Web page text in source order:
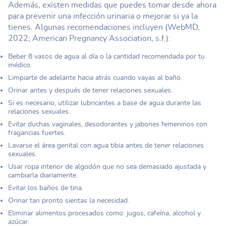
Además, existen medidas que puedes tomar desde ahora
para prevenir una infección urinaria o mejorar si ya la
tienes. Algunas recomendaciones incluyen (WebMD,
2022; American Pregnancy Association, s.f.):
Beber 8 vasos de agua al día o la cantidad recomendada por tu
médico.
Limpiarte de adelante hacia atrás cuando vayas al baño.
Orinar antes y después de tener relaciones sexuales.
Si es necesario, utilizar lubricantes a base de agua durante las
relaciones sexuales.
Evitar duchas vaginales, desodorantes y jabones femeninos con
fragancias fuertes.
Lavarse el área genital con agua tibia antes de tener relaciones
sexuales.
Usar ropa interior de algodón que no sea demasiado ajustada y
cambiarla diariamente.
Evitar los baños de tina.
Orinar tan pronto sientas la necesidad.
Eliminar alimentos procesados como: jugos, cafeína, alcohol y
azúcar.